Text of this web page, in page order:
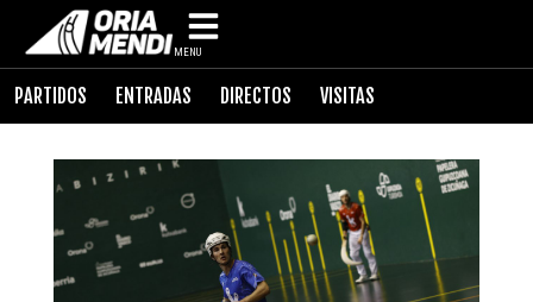
MENU
PARTIDOS ENTRADAS DIRECTOS VISITAS